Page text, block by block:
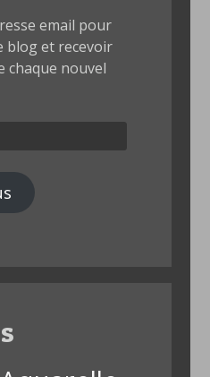
email pour
blog et recevoir
chaque nouvel